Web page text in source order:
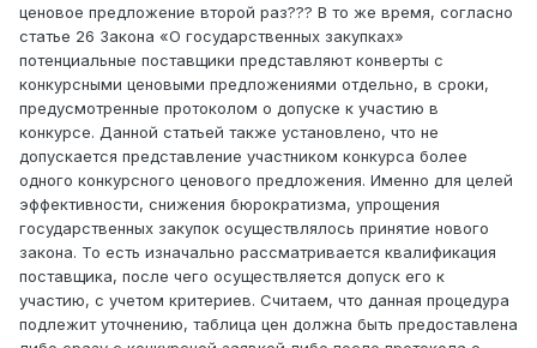
ценовое предложение второй раз??? В то же время, согласно
статье 26 Закона «О государственных закупках»
потенциальные поставщики представляют конверты с
конкурсными ценовыми предложениями отдельно, в сроки,
предусмотренные протоколом о допуске к участию в
конкурсе. Данной статьей также установлено, что не
допускается представление участником конкурса более
одного конкурсного ценового предложения. Именно для целей
эффективности, снижения бюрократизма, упрощения
государственных закупок осуществлялось принятие нового
закона. То есть изначально рассматривается квалификация
поставщика, после чего осуществляется допуск его к
участию, с учетом критериев. Считаем, что данная процедура
подлежит уточнению, таблица цен должна быть предоставлена